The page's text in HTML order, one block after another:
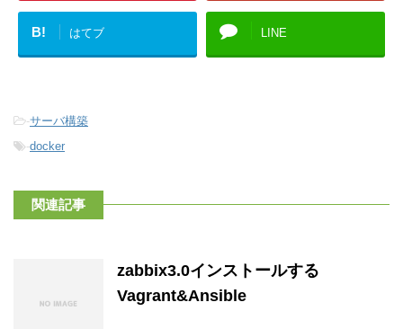
B! はてブ LINE
-サーバ構築
-docker
関連記事
zabbix3.0インストールする
Vagrant&Ansible